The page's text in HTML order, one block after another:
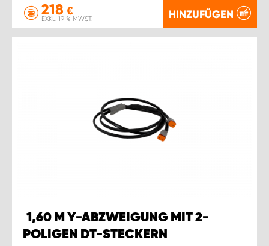
218 €
EXKL. 19 % MWST. HINZUFÜGEN
1,60 M Y-ABZWEIGUNG MIT 2-
POLIGEN DT-STECKERN